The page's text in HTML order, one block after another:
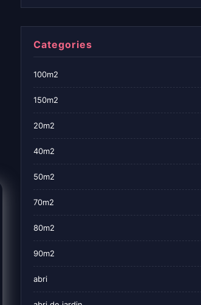
Categories
100m2
150m2
20m2
40m2
50m2
70m2
80m2
90m2
abri